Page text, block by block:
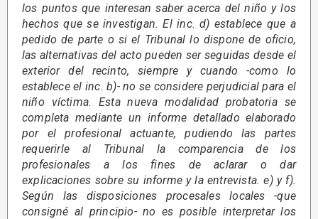
los puntos que interesan saber acerca del niño y los
hechos que se investigan. El inc. d) establece que a
pedido de parte o si el Tribunal lo dispone de oficio,
las alternativas del acto pueden ser seguidas desde el
exterior del recinto, siempre y cuando -como lo
establece el inc. b)- no se considere perjudicial para el
niño víctima. Esta nueva modalidad probatoria se
completa mediante un informe detallado elaborado
por el profesional actuante, pudiendo las partes
requerirle al Tribunal la comparencia de los
profesionales a los fines de aclarar o dar
explicaciones sobre su informe y la entrevista. e) y f).
Según las disposiciones procesales locales -que
consigné al principio- no es posible interpretar los